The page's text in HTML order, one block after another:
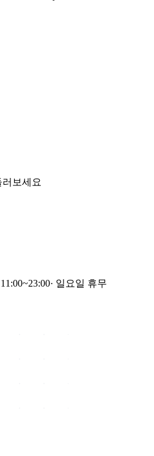
보세요
· 일요일 휴무